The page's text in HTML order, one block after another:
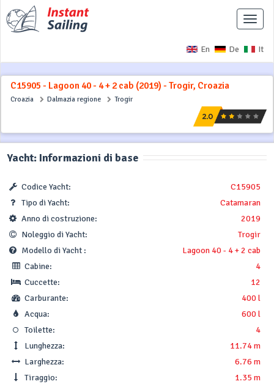
En De It
C15905 - Lagoon 40 - 4 + 2 cab (2019) - Trogir, Croazia
Croazia Dalmazia regione Trogir
Yacht: Informazioni di base
Codice Yacht:
C15905
Tipo di Yacht:
Catamaran
Anno di costruzione:
2019
Noleggio di Yacht:
Trogir
Modello di Yacht :
Lagoon 40 - 4 + 2 cab
Cabine:
4
Cuccette:
12
Carburante:
400 l
Acqua:
600 l
Toilette:
4
Lunghezza:
11.74 m
Larghezza:
6.76 m
Tiraggio:
1.35 m